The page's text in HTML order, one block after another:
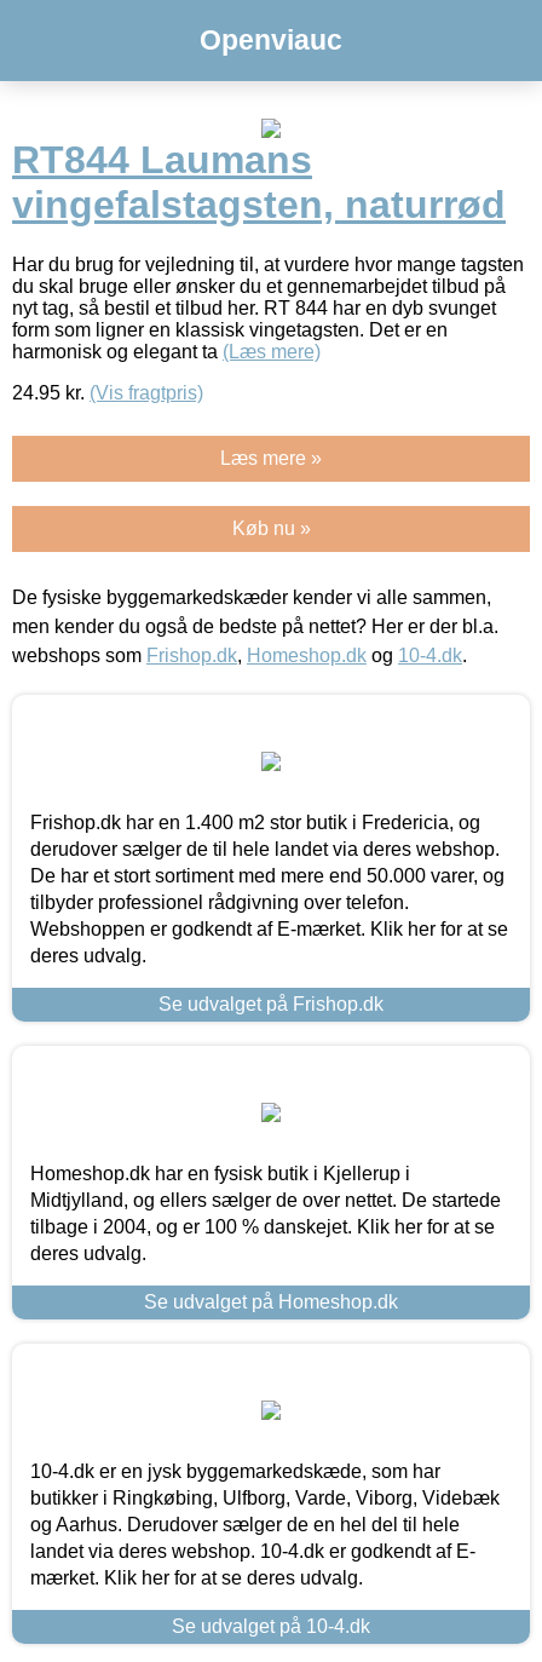
Openviauc
RT844 Laumans
vingefalstagsten, naturrød
Har du brug for vejledning til, at vurdere hvor mange tagsten
du skal bruge eller ønsker du et gennemarbejdet tilbud på
nyt tag, så bestil et tilbud her. RT 844 har en dyb svunget
form som ligner en klassisk vingetagsten. Det er en
harmonisk og elegant ta (Læs mere)
24.95 kr. (Vis fragtpris)
Læs mere »
Køb nu »
De fysiske byggemarkedskæder kender vi alle sammen,
men kender du også de bedste på nettet? Her er der bl.a.
webshops som Frishop.dk, Homeshop.dk og 10-4.dk.
Frishop.dk har en 1.400 m2 stor butik i Fredericia, og
derudover sælger de til hele landet via deres webshop.
De har et stort sortiment med mere end 50.000 varer, og
tilbyder professionel rådgivning over telefon.
Webshoppen er godkendt af E-mærket. Klik her for at se
deres udvalg.
Se udvalget på Frishop.dk
Homeshop.dk har en fysisk butik i Kjellerup i
Midtjylland, og ellers sælger de over nettet. De startede
tilbage i 2004, og er 100 % danskejet. Klik her for at se
deres udvalg.
Se udvalget på Homeshop.dk
10-4.dk er en jysk byggemarkedskæde, som har
butikker i Ringkøbing, Ulfborg, Varde, Viborg, Videbæk
og Aarhus. Derudover sælger de en hel del til hele
landet via deres webshop. 10-4.dk er godkendt af E-
mærket. Klik her for at se deres udvalg.
Se udvalget på 10-4.dk